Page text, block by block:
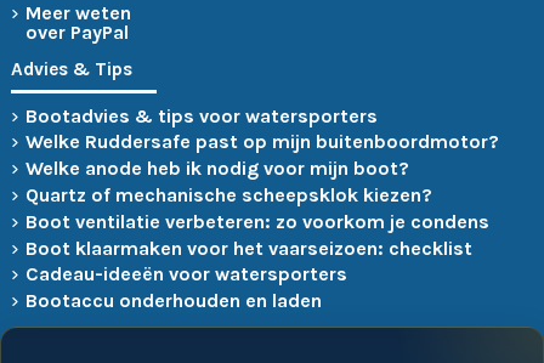
Meer weten
over PayPal
Advies & Tips
Bootadvies & tips voor watersporters
Welke Ruddersafe past op mijn buitenboordmotor?
Welke anode heb ik nodig voor mijn boot?
Quartz of mechanische scheepsklok kiezen?
Boot ventilatie verbeteren: zo voorkom je condens
Boot klaarmaken voor het vaarseizoen: checklist
Cadeau-ideeën voor watersporters
Bootaccu onderhouden en laden